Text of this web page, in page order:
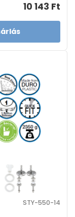
10 143 Ft
STY-550-14